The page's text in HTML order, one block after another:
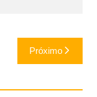
Próximo